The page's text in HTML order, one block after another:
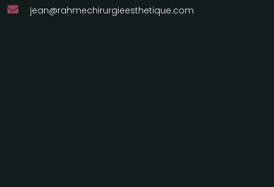
jean@rahmechirurgieesthetique.com